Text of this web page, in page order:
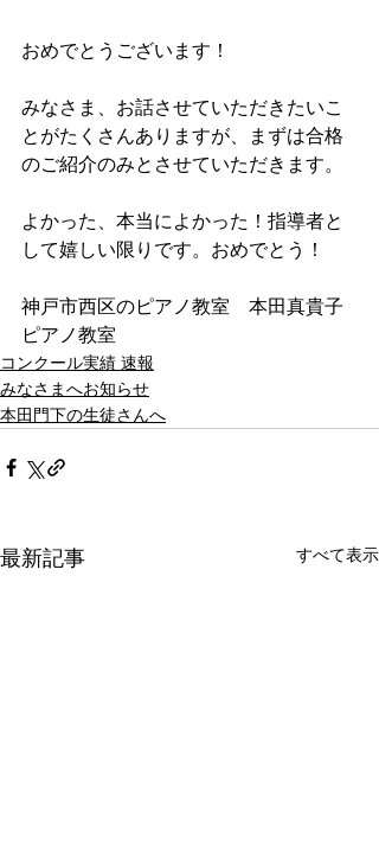
おめでとうございます！
みなさま、お話させていただきたいこ
とがたくさんありますが、まずは合格
のご紹介のみとさせていただきます。
よかった、本当によかった！指導者と
して嬉しい限りです。おめでとう！
神戸市西区のピアノ教室　本田真貴子
ピアノ教室
コンクール実績 速報
みなさまへお知らせ
本田門下の生徒さんへ
最新記事 すべて表示